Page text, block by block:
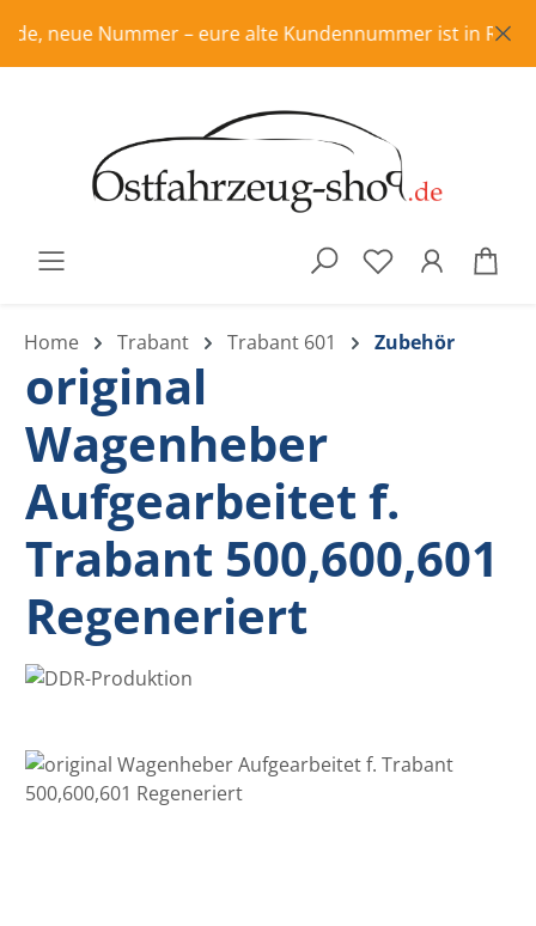
Zum Hauptinhalt springen
neue Nummer – eure alte Kundennummer ist in
Home Trabant Trabant 601 Zubehör
original
Wagenheber
Aufgearbeitet f.
Trabant 500,600,601
Regeneriert
Bildergalerie überspringen